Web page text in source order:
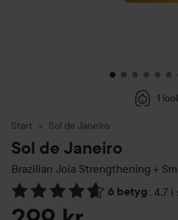
1
Start Sol de Janeiro
Sol de Janeiro
Brazilian Joia Strengthening +
6 betyg , 4.7 i
Hoppa till Betyg & kommentarer